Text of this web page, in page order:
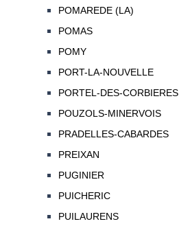
POMAREDE (LA)
POMAS
POMY
PORT-LA-NOUVELLE
PORTEL-DES-CORBIERES
POUZOLS-MINERVOIS
PRADELLES-CABARDES
PREIXAN
PUGINIER
PUICHERIC
PUILAURENS